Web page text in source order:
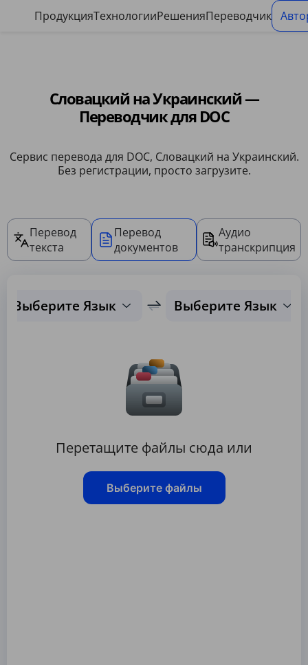
ПродукцияТехнологииРешенияПереводчик
Словацкий на Украинский —
Переводчик для DOC
Сервис перевода для DOC, Словацкий на Украинский.
Без регистрации, просто загрузите.
Перевод
текста
Перевод
документов
Аудио
транскрипция
Выберите Язык Выберите Язык
Перетащите файлы сюда или
Выберите файлы